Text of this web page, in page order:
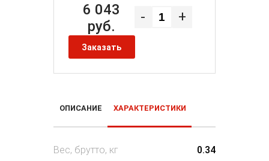
6 043
руб.
- +
Заказать
ОПИСАНИЕ ХАРАКТЕРИСТИКИ
Вес, брутто, кг
0.34